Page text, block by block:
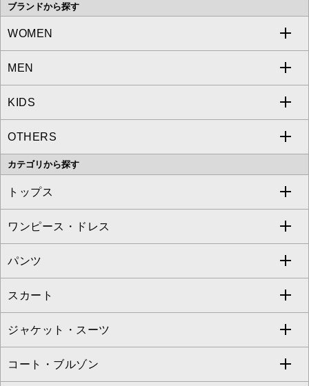
ブランドから探す
WOMEN
a.v.v
MICHEL KLEIN
MK MICHEL KLEIN
OFUON le MK
MEN
a.v.v
MICHEL KLEIN HOMME
MK MICHEL KLEIN HOMME
KIDS
a.v.v
OTHERS
MK MICHEL KLEIN BAG
カテゴリから探す
トップス
すべてのトップス
カットソー・Tシャツ
ブラウス・シャツ
ニット・セーター
カーディガン
ワンピース・ドレス
すべてのワンピース・ドレス
ワンピース
ドレス
チュニック
パンツ
すべてのパンツ
フルレングスパンツ
クロップド・半端丈パンツ
スカート
すべてのスカート
ロング・マキシ丈スカート
ジャケット・スーツ
すべてのジャケット・スーツ
コート・ブルゾン